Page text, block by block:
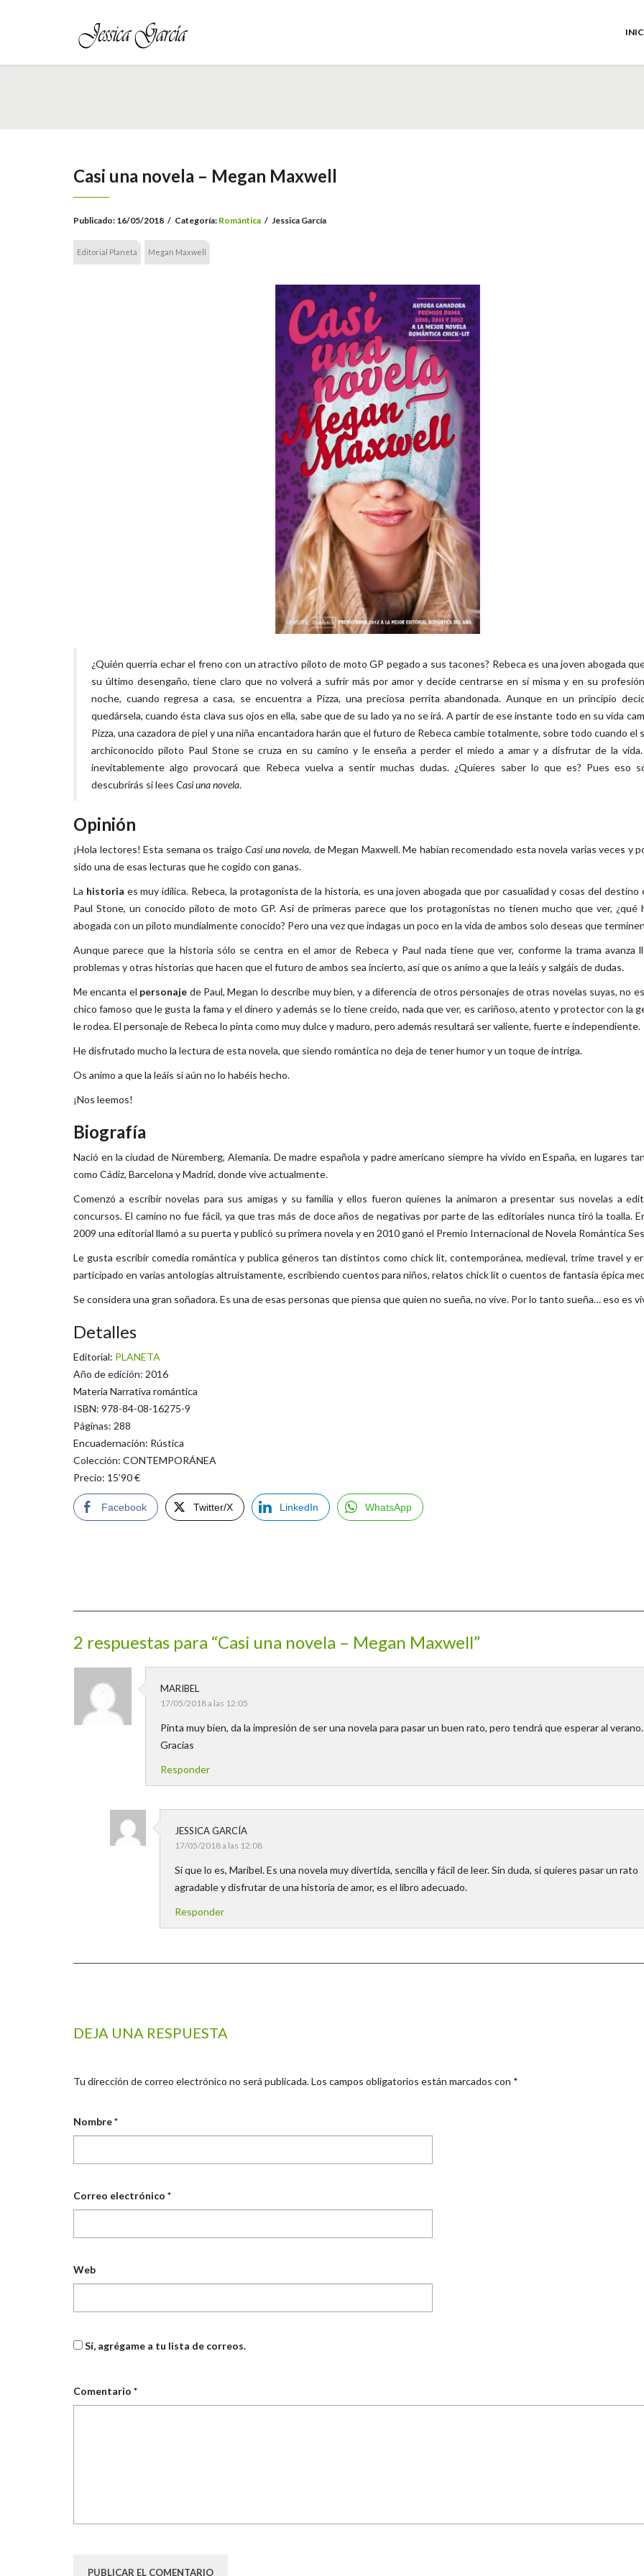
Casi una novela – Megan Maxwell
Publicado: 16/05/2018 / Categoría: Romántica / Jessica García
Editorial Planeta Megan Maxwell
¿Quién querría echar el freno con un atractivo piloto de moto GP pegado a sus tacones? Rebeca es una joven abogada
su último desengaño, tiene claro que no volverá a sufrir más por amor y decide centrarse en sí misma y en su
noche, cuando regresa a casa, se encuentra a Pizza, una preciosa perrita abandonada. Aunque en un principio
quedársela, cuando ésta clava sus ojos en ella, sabe que de su lado ya no se irá. A partir de ese instante todo en su vida
Pizza, una cazadora de piel y una niña encantadora harán que el futuro de Rebeca cambie totalmente, sobre todo cuando el
archiconocido piloto Paul Stone se cruza en su camino y le enseña a perder el miedo a amar y a disfrutar de la
inevitablemente algo provocará que Rebeca vuelva a sentir muchas dudas. ¿Quieres saber lo que es? Pues eso
descubrirás si lees Casi una novela.
Opinión
¡Hola lectores! Esta semana os traigoCasi una novela, de Megan Maxwell. Me habían recomendado esta novela varias veces y
sido una de esas lecturas que he cogido con ganas.
La historia es muy idílica. Rebeca, la protagonista de la historia, es una joven abogada que por casualidad y cosas del destino
Paul Stone, un conocido piloto de moto GP. Así de primeras parece que los protagonistas no tienen mucho que ver, ¿qué
abogada con un piloto mundialmente conocido? Pero una vez que indagas un poco en la vida de ambos solo deseas que
Aunque parece que la historia sólo se centra en el amor de Rebeca y Paul nada tiene que ver, conforme la trama avanza
problemas y otras historias que hacen que el futuro de ambos sea incierto, así que os animo a que la leáis y salgáis de dudas.
Me encanta el personaje de Paul, Megan lo describe muy bien, y a diferencia de otros personajes de otras novelas suyas, no
chico famoso que le gusta la fama y el dinero y además se lo tiene creído, nada que ver, es cariñoso, atento y protector con la
le rodea. El personaje de Rebeca lo pinta como muy dulce y maduro, pero además resultará ser valiente, fuerte e independiente.
He disfrutado mucho la lectura de esta novela, que siendo romántica no deja de tener humor y un toque de intriga.
Os animo a que la leáis si aún no lo habéis hecho.
¡Nos leemos!
Biografía
Nació en la ciudad de Nüremberg, Alemania. De madre española y padre americano siempre ha vivido en España, en lugares
como Cádiz, Barcelona y Madrid, donde vive actualmente.
Comenzó a escribir novelas para sus amigas y su familia y ellos fueron quienes la animaron a presentar sus novelas a
concursos. El camino no fue fácil, ya que tras más de doce años de negativas por parte de las editoriales nunca tiró la toalla.
2009 una editorial llamó a su puerta y publicó su primera novela y en 2010 ganó el Premio Internacional de Novela Romántica
Le gusta escribir comedia romántica y publica géneros tan distintos como chick lit, contemporánea, medieval, trime travel y
participado en varias antologías altruistamente, escribiendo cuentos para niños, relatos chick lit o cuentos de fantasía épica
Se considera una gran soñadora. Es una de esas personas que piensa que quien no sueña, no vive. Por lo tanto sueña… eso es
Detalles
Editorial: PLANETA
Año de edición: 2016
Materia Narrativa romántica
ISBN: 978-84-08-16275-9
Páginas: 288
Encuadernación: Rústica
Colección: CONTEMPORÁNEA
Precio: 15’90 €
Facebook Twitter/X LinkedIn WhatsApp
2 respuestas para “Casi una novela – Megan Maxwell”
MARIBEL
17/05/2018 a las 12:05
Pinta muy bien, da la impresión de ser una novela para pasar un buen rato, pero tendrá que esperar al verano.
Gracias
Responder
JESSICA GARCÍA
17/05/2018 a las 12:08
Sí que lo es, Maribel. Es una novela muy divertida, sencilla y fácil de leer. Sin duda, si quieres pasar un rato
agradable y disfrutar de una historia de amor, es el libro adecuado.
Responder
DEJA UNA RESPUESTA
Tu dirección de correo electrónico no será publicada.Los campos obligatorios están marcados con *
Nombre*
Correo electrónico *
Web
Sí, agrégame a tu lista de correos.
Comentario *